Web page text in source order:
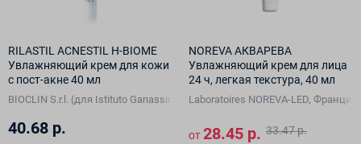
GmbH, Германия)
RILASTIL ACNESTIL H-BIOME
Увлажняющий крем для кожи
с пост-акне 40 мл
BIOCLIN S.r.l. (для Istituto Ganassini S.p.A. di Ricerche Biochimiche, Италия)
40.68 р.
NOREVA АКВАРЕВА
Увлажняющий крем для лица
24 ч, легкая текстура, 40 мл
Laboratoires NOREVA-LED, Франция
от28.45 р. 33.47 р.